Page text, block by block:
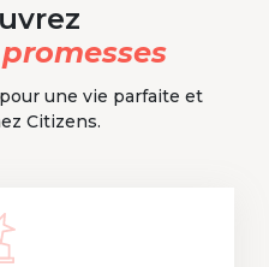
une vie parfaite et
Citizens.